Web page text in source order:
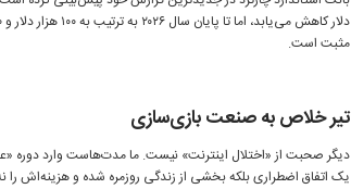
مثبت است.
تیر خلاص به صنعت بازی‌سازی
دیگر صحبت از «اختلال اینترنت» نیست. ما مدت‌هاست وارد دوره
یک اتفاق اضطراری بلکه بخشی از زندگی روزمره شده و هزینه‌اش را